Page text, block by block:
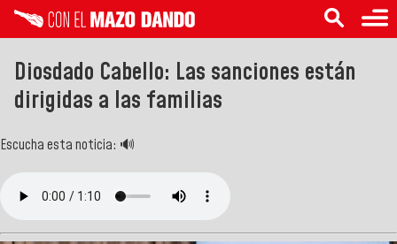
Diosdado Cabello: Las sanciones están
dirigidas a las familias
Escucha esta noticia: 🔊